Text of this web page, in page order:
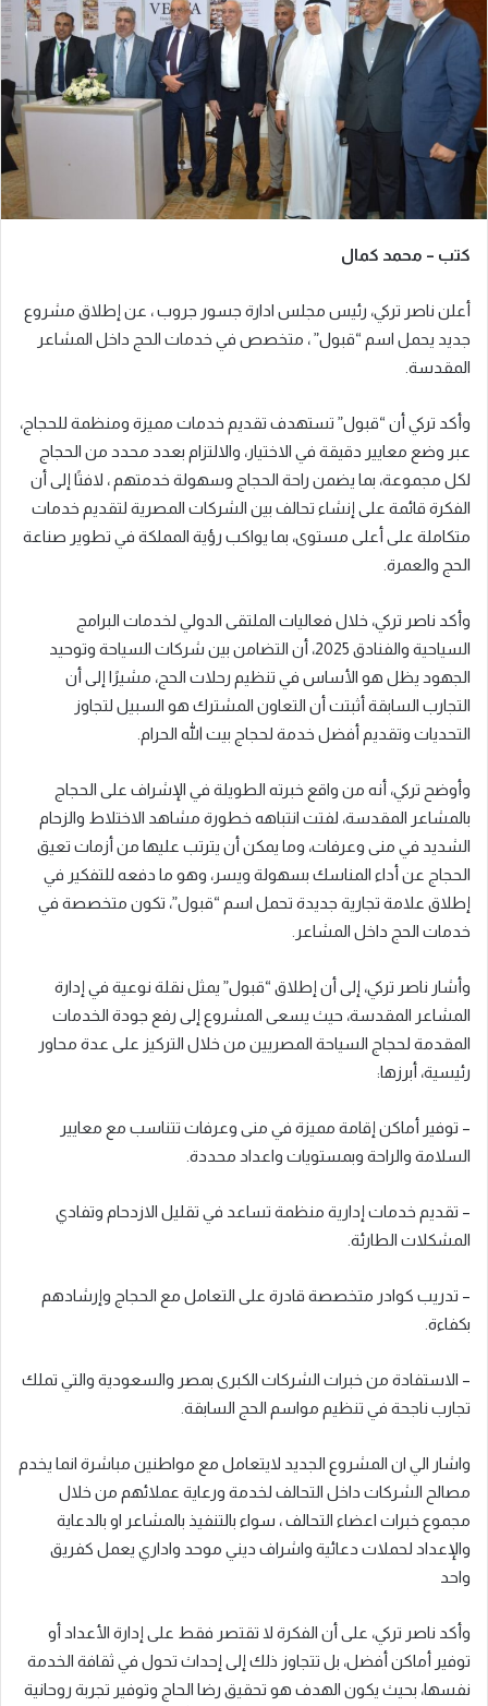
ر
ي
د
و
ي
ا
كتب – محمد كمال
أعلن ناصر تركي، رئيس مجلس ادارة جسور جروب ، عن إطلاق مشروع
جديد يحمل اسم “قبول” ، متخصص في خدمات الحج داخل المشاعر
المقدسة.
وأكد تركي أن “قبول” تستهدف تقديم خدمات مميزة ومنظمة للحجاج،
عبر وضع معايير دقيقة في الاختيار، والالتزام بعدد محدد من الحجاج
لكل مجموعة، بما يضمن راحة الحجاج وسهولة خدمتهم ، لافتًا إلى أن
الفكرة قائمة على إنشاء تحالف بين الشركات المصرية لتقديم خدمات
متكاملة على أعلى مستوى، بما يواكب رؤية المملكة في تطوير صناعة
الحج والعمرة.
وأكد ناصر تركي، خلال فعاليات الملتقى الدولي لخدمات البرامج
السياحية والفنادق 2025، أن التضامن بين شركات السياحة وتوحيد
الجهود يظل هو الأساس في تنظيم رحلات الحج، مشيرًا إلى أن
التجارب السابقة أثبتت أن التعاون المشترك هو السبيل لتجاوز
التحديات وتقديم أفضل خدمة لحجاج بيت الله الحرام.
وأوضح تركي، أنه من واقع خبرته الطويلة في الإشراف على الحجاج
بالمشاعر المقدسة، لفتت انتباهه خطورة مشاهد الاختلاط والزحام
الشديد في منى وعرفات، وما يمكن أن يترتب عليها من أزمات تعيق
الحجاج عن أداء المناسك بسهولة ويسر، وهو ما دفعه للتفكير في
إطلاق علامة تجارية جديدة تحمل اسم “قبول”، تكون متخصصة في
خدمات الحج داخل المشاعر.
وأشار ناصر تركي، إلى أن إطلاق “قبول” يمثل نقلة نوعية في إدارة
المشاعر المقدسة، حيث يسعى المشروع إلى رفع جودة الخدمات
المقدمة لحجاج السياحة المصريين من خلال التركيز على عدة محاور
رئيسية، أبرزها:
– توفير أماكن إقامة مميزة في منى وعرفات تتناسب مع معايير
السلامة والراحة وبمستويات واعداد محددة.
– تقديم خدمات إدارية منظمة تساعد في تقليل الازدحام وتفادي
المشكلات الطارئة.
– تدريب كوادر متخصصة قادرة على التعامل مع الحجاج وإرشادهم
بكفاءة.
– الاستفادة من خبرات الشركات الكبرى بمصر والسعودية والتي تملك
تجارب ناجحة في تنظيم مواسم الحج السابقة.
واشار الي ان المشروع الجديد لايتعامل مع مواطنين مباشرة انما يخدم
مصالح الشركات داخل التحالف لخدمة ورعاية عملائهم من خلال
مجموع خبرات اعضاء التحالف ، سواء بالتنفيذ بالمشاعر او بالدعاية
والإعداد لحملات دعائية واشراف ديني موحد واداري يعمل كفريق
واحد
وأكد ناصر تركي، على أن الفكرة لا تقتصر فقط على إدارة الأعداد أو
توفير أماكن أفضل، بل تتجاوز ذلك إلى إحداث تحول في ثقافة الخدمة
نفسها، بحيث يكون الهدف هو تحقيق رضا الحاج وتوفير تجربة روحانية